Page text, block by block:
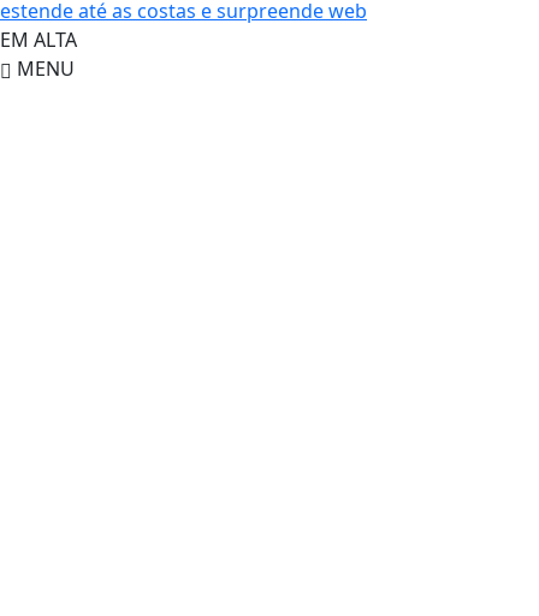
estende até as costas e surpreende web
EM ALTA
MENU